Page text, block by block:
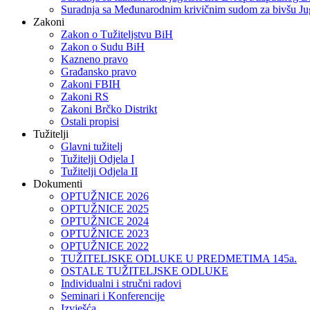
Suradnja sa Međunarodnim krivičnim sudom za bivšu
Zakoni
Zakon o Тužiteljstvu BiH
Zakon o Sudu BiH
Kazneno pravo
Građansko pravo
Zakoni FBIH
Zakoni RS
Zakoni Brčko Distrikt
Ostali propisi
Tužitelji
Glavni tužitelj
Tužitelji Odjela I
Tužitelji Odjela II
Dokumenti
OPTUŽNICE 2026
OPTUŽNICE 2025
OPTUŽNICE 2024
OPTUŽNICE 2023
OPTUŽNICE 2022
TUŽITELJSKE ODLUKE U PREDMETIMA 145a.
OSTALE TUŽITELJSKE ODLUKE
Individualni i stručni radovi
Seminari i Konferencije